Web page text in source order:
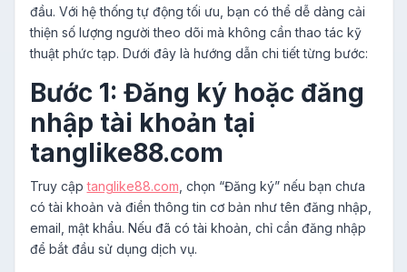
đầu. Với hệ thống tự động tối ưu, bạn có thể dễ dàng cải
thiện số lượng người theo dõi mà không cần thao tác kỹ
thuật phức tạp. Dưới đây là hướng dẫn chi tiết từng bước:
Bước 1: Đăng ký hoặc đăng
nhập tài khoản tại
tanglike88.com
Truy cậptanglike88.com , chọn “Đăng ký” nếu bạn chưa
có tài khoản và điền thông tin cơ bản như tên đăng nhập,
email, mật khẩu. Nếu đã có tài khoản, chỉ cần đăng nhập
để bắt đầu sử dụng dịch vụ.